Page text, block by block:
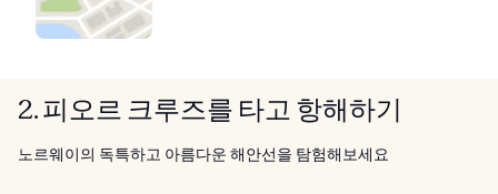
2. 피오르 크루즈를 타고 항해하기
노르웨이의 독특하고 아름다운 해안선을 탐험해보세요